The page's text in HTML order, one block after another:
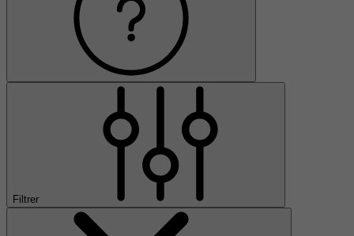
Filtrer